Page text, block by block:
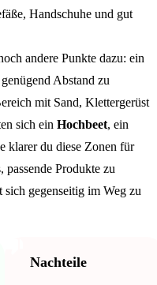
Handschuhe und gut
andere Punkte dazu: ein
Abstand zu
mit Sand, Klettergerüst
sich ein Hochbeet, ein
klarer du diese Zonen für
Produkte zu
gegenseitig im Weg zu
Nachteile